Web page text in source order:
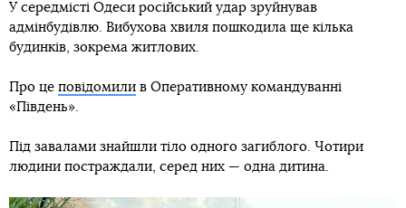
У середмісті Одеси російський удар зруйнував
адмінбудівлю. Вибухова хвиля пошкодила ще кілька
будинків, зокрема житлових.
Про це повідомили в Оперативному командуванні
«Південь».
Під завалами знайшли тіло одного загиблого. Чотири
людини постраждали, серед них — одна дитина.